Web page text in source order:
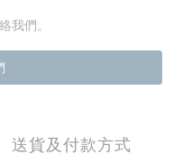
我們。
送貨及付款方式